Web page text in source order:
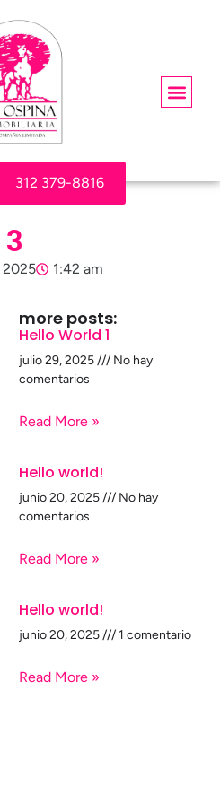
312 379-8816
2025
1:42 am
more posts:
Hello World 1
julio 29, 2025
No hay
comentarios
Read More »
Hello world!
junio 20, 2025
No hay
comentarios
Read More »
Hello world!
junio 20, 2025 1 comentario
Read More »